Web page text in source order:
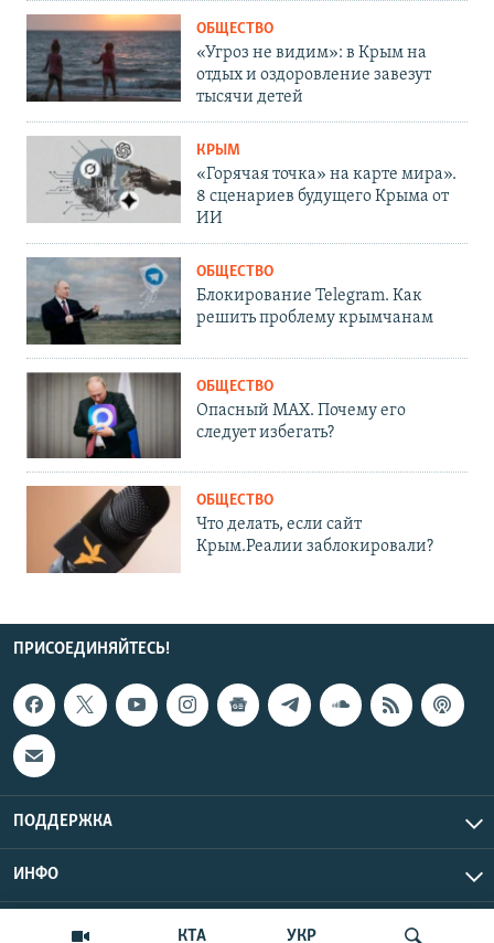
КТА УКР
ОБЩЕСТВО
«Угроз не видим»: в Крым на
отдых и оздоровление завезут
тысячи детей
КРЫМ
«Горячая точка» на карте мира».
8 сценариев будущего Крыма от
ИИ
ОБЩЕСТВО
Блокирование Telegram. Как
решить проблему крымчанам
ОБЩЕСТВО
Опасный MAX. Почему его
следует избегать?
ОБЩЕСТВО
Что делать, если сайт
Крым.Реалии заблокировали?
ПРИСОЕДИНЯЙТЕСЬ!
ПОДДЕРЖКА
ИНФО
Copyright Крым.Реалии, 2026 | Все права защищены.
UTC+3